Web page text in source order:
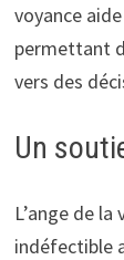
voyance
permettant
vers des
Un
L’ange de
indéfectible